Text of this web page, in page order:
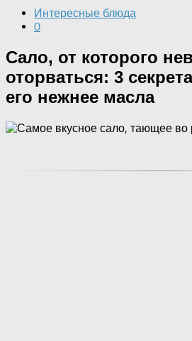
Интересные блюда
0
Сало, от которого
оторваться: 3
его нежнее масла